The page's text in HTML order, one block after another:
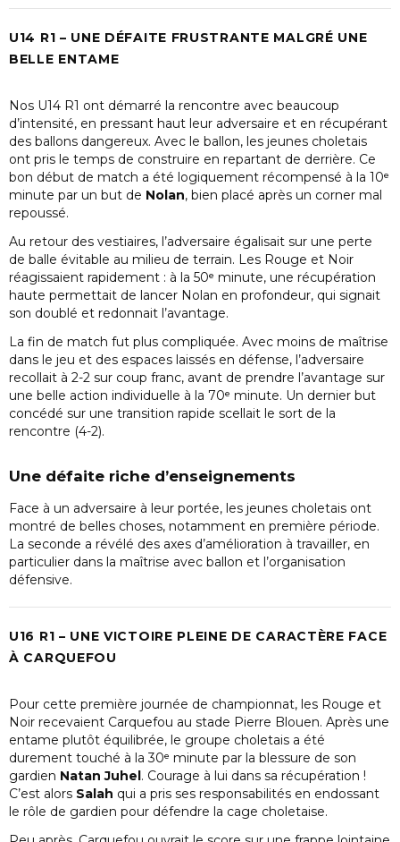
U14 R1 – UNE DÉFAITE FRUSTRANTE MALGRÉ UNE
BELLE ENTAME
Nos U14 R1 ont démarré la rencontre avec beaucoup
d’intensité, en pressant haut leur adversaire et en récupérant
des ballons dangereux. Avec le ballon, les jeunes choletais
ont pris le temps de construire en repartant de derrière. Ce
bon début de match a été logiquement récompensé à la 10ᵉ
minute par un but de Nolan, bien placé après un corner mal
repoussé.
Au retour des vestiaires, l’adversaire égalisait sur une perte
de balle évitable au milieu de terrain. Les Rouge et Noir
réagissaient rapidement : à la 50ᵉ minute, une récupération
haute permettait de lancer Nolan en profondeur, qui signait
son doublé et redonnait l’avantage.
La fin de match fut plus compliquée. Avec moins de maîtrise
dans le jeu et des espaces laissés en défense, l’adversaire
recollait à 2-2 sur coup franc, avant de prendre l’avantage sur
une belle action individuelle à la 70ᵉ minute. Un dernier but
concédé sur une transition rapide scellait le sort de la
rencontre (4-2).
Une défaite riche d’enseignements
Face à un adversaire à leur portée, les jeunes choletais ont
montré de belles choses, notamment en première période.
La seconde a révélé des axes d’amélioration à travailler, en
particulier dans la maîtrise avec ballon et l’organisation
défensive.
U16 R1 – UNE VICTOIRE PLEINE DE CARACTÈRE FACE
À CARQUEFOU
Pour cette première journée de championnat, les Rouge et
Noir recevaient Carquefou au stade Pierre Blouen. Après une
entame plutôt équilibrée, le groupe choletais a été
durement touché à la 30ᵉ minute par la blessure de son
gardien Natan Juhel. Courage à lui dans sa récupération !
C’est alors Salah qui a pris ses responsabilités en endossant
le rôle de gardien pour défendre la cage choletaise.